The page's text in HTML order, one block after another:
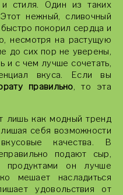
стиля. Один из таких
нежный, сливочный
покорил сердца и
несмотря на растущую
до сих пор не уверены,
и с чем лучше сочетать,
вкуса. Если вы
правильно, то эта
лишь как модный тренд
себя возможности
качества. В
подают сыр,
он лучше
мешает насладиться
удовольствия от